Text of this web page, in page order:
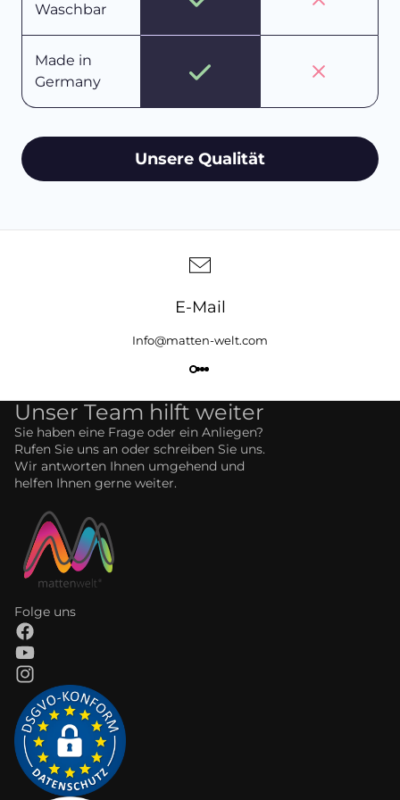
Waschbar
Made in
Germany
Unsere Qualität
E-Mail
Info@matten-welt.com
Unser Team hilft weiter
Sie haben eine Frage oder ein Anliegen?
Rufen Sie uns an oder schreiben Sie uns.
Wir antworten Ihnen umgehend und
helfen Ihnen gerne weiter.
Folge uns